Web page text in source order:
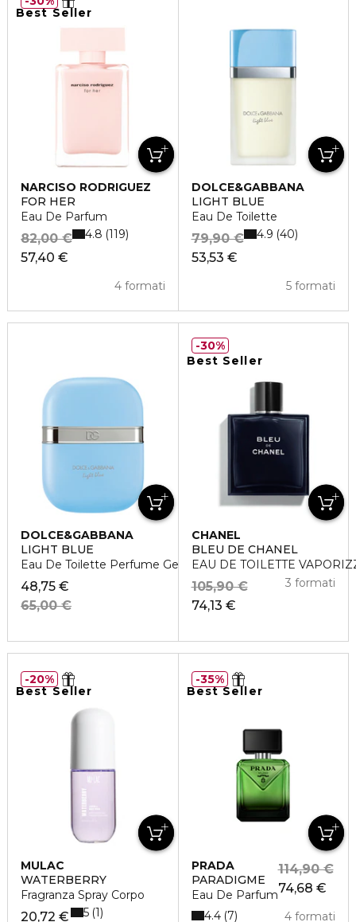
Best Seller
NARCISO RODRIGUEZ
FOR HER
Eau De Parfum
57,40 €
82,00 €
4 formati
4.8 119
DOLCE&GABBANA
LIGHT BLUE
Eau De Toilette
53,53 €
79,90 €
5 formati
4.9 40
DOLCE&GABBANA
LIGHT BLUE
Eau De Toilette Perfume Gel
48,75 €
65,00 €
Best Seller
CHANEL
BLEU DE CHANEL
EAU DE TOILETTE
74,13 €
105,90 € 3 formati
30%
Best Seller
MULAC
WATERBERRY
Fragranza Spray Corpo
20,72 €
5 1
20%
Best Seller
PRADA
PARADIGME
Eau De Parfum74,68 €
114,90 €
4 formati
4.4 7
35%